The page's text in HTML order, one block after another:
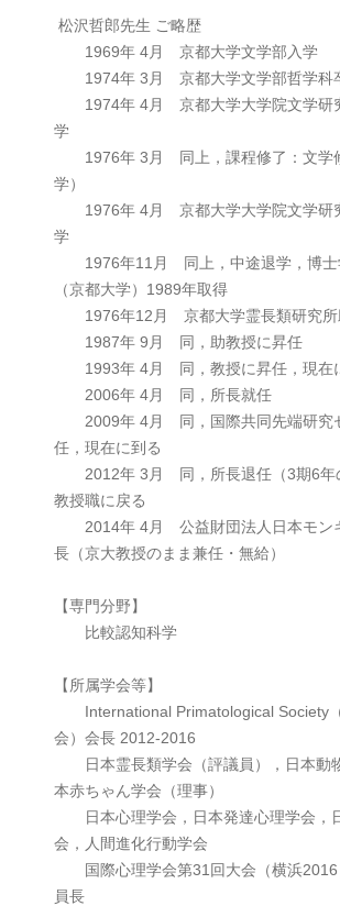
松沢哲郎先生 ご略歴
1969年 4月 京都大学文学部入学
1974年 3月 京都大学文学部哲学科
1974年 4月 京都大学大学院文学研
学
1976年 3月 同上，課程修了：文学
学）
1976年 4月 京都大学大学院文学研
学
1976年11月 同上，中途退学，博士
（京都大学）1989年取得
1976年12月 京都大学霊長類研究所
1987年 9月 同，助教授に昇任
1993年 4月 同，教授に昇任，現在
2006年 4月 同，所長就任
2009年 4月 同，国際共同先端研究
任，現在に到る
2012年 3月 同，所長退任（3期6年
教授職に戻る
2014年 4月 公益財団法人日本モン
長（京大教授のまま兼任・無給）
【専門分野】
比較認知科学
【所属学会等】
International Primatological Society
会）会長 2012-2016
日本霊長類学会（評議員），日本動
本赤ちゃん学会（理事）
日本心理学会，日本発達心理学会，
会，人間進化行動学会
国際心理学会第31回大会（横浜2016
員長